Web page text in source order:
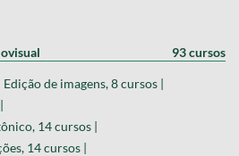
93 cursos
Edição de imagens, 8 cursos |
14 cursos |
14 cursos |